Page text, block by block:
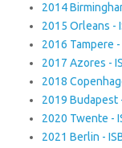
2014
2015 Orleans -
2016 Tampere
2017 Azores -
2018
2019 Budapest
2020 Twente -
2021 Berlin -